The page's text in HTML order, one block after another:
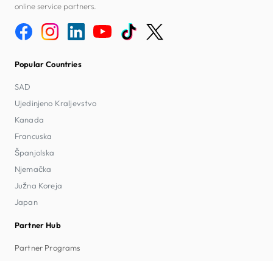
online service partners.
Popular Countries
SAD
Ujedinjeno Kraljevstvo
Kanada
Francuska
Španjolska
Njemačka
Južna Koreja
Japan
Partner Hub
Partner Programs